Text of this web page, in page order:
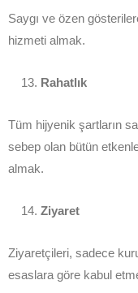
Saygı ve özen
hizmeti almak.
Rahatlık
Tüm hijyenik şartların
sebep olan bütün
almak.
Ziyaret
Ziyaretçileri, sadece
esaslara göre kabul